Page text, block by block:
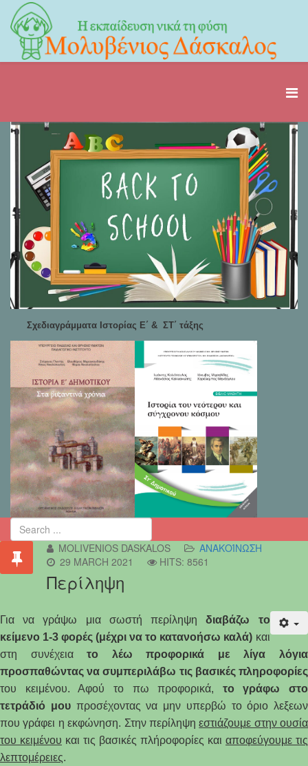
Σχεδιαγράμματα Ιστορίας Ε΄ & ΣΤ΄ τάξης
MOLIVENIOS DASKALOS
ΑΝΑΚΟΊΝΩΣΗ
29 MARCH 2021
HITS: 8561
Περίληψη
Για να γράψω μια σωστή περίληψη διαβάζω το
κείμενο 1-3 φορές (μέχρι να το κατανοήσω καλά) και
στη συνέχειατο λέω προφορικά με λίγα λόγια
προσπαθώντας να συμπεριλάβω τις βασικές πληροφορίες
του κειμένου. Αφού το πω προφορικά, το γράφω στο
τετράδιό μουπροσέχοντας να μην υπερβώ το όριο λεξεων
που γράφει η εκφώνηση. Στην περίληψηεστιάζουμε στην ουσία
του κειμένου και τις βασικές πλήροφορίες και αποφεύγουμε τις
λεπτομέρειες.